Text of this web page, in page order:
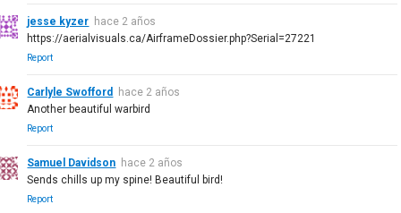
jesse kyzer hace 2 años
https://aerialvisuals.ca/AirframeDossier.php?Serial=27221
Report
Carlyle Swofford
hace 2 años
Another beautiful warbird
Report
Samuel Davidson hace 2 años
Sends chills up my spine! Beautiful bird!
Report